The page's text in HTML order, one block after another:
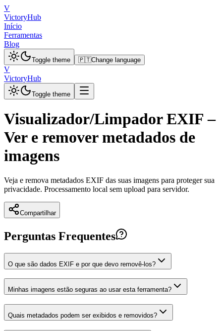
V
VictoryHub
Início
Ferramentas
Blog
Toggle theme 🇵🇹Change language
V
VictoryHub
Toggle theme
Visualizador/Limpador EXIF –
Ver e remover metadados de
imagens
Veja e remova metadados EXIF das suas imagens para proteger sua
privacidade. Processamento local sem upload para servidor.
Compartilhar
Perguntas Frequentes
O que são dados EXIF e por que devo removê-los?
Minhas imagens estão seguras ao usar esta ferramenta?
Quais metadados podem ser exibidos e removidos?